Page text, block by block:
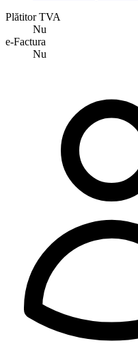
Plătitor TVA
Nu
e-Factura
Nu